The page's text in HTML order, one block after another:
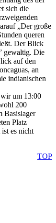
sich die
„Der große
queren
Der Blick
gewaltig. Die
auf den
an
indianischen
um 13:00
200
Basislager
Platz
es nicht
TOP